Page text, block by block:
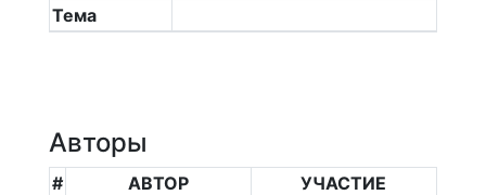
Тема
Авторы
# АВТОР УЧАСТИЕ